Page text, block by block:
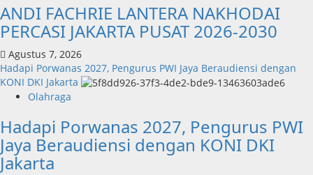
ANDI FACHRIE LANTERA NAKHODAI
PERCASI JAKARTA PUSAT 2026-2030
Agustus 7, 2026
Hadapi Porwanas 2027, Pengurus PWI Jaya Beraudiensi dengan
KONI DKI Jakarta
Olahraga
Hadapi Porwanas 2027, Pengurus PWI
Jaya Beraudiensi dengan KONI DKI
Jakarta